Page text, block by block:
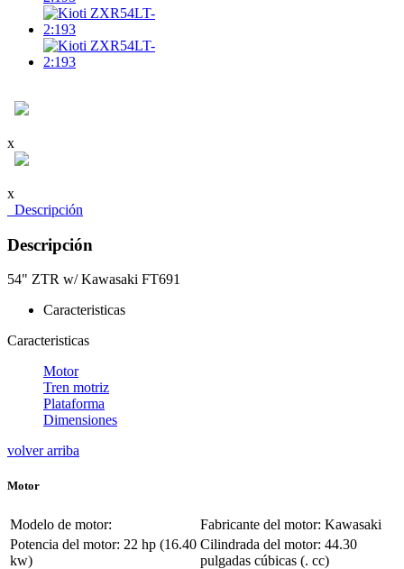
x
x
Descripción
Descripción
54" ZTR w/ Kawasaki FT691
Caracteristicas
Caracteristicas
Motor
Tren motriz
Plataforma
Dimensiones
volver arriba
Motor
Modelo de motor:
Fabricante del motor: Kawasaki
Potencia del motor: 22 hp (16.40
kw)
Cilindrada del motor: 44.30
pulgadas cúbicas (. cc)